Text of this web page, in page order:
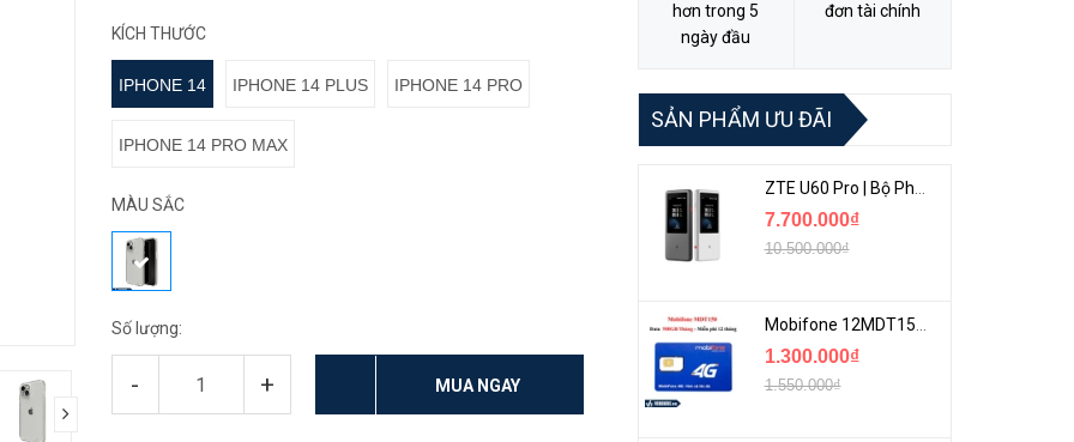
next
KÍCH THƯỚC
IPHONE 14 IPHONE 14 PLUS IPHONE 14 PRO
IPHONE 14 PRO MAX
MÀU SẮC
Số lượng:
- + MUA NGAY
hơn trong 5
ngày đầu
đơn tài chính
SẢN PHẨM ƯU ĐÃI
ZTE U60 Pro | Bộ Phát 5G Cầm Tay Tích Hợp Công Nghệ WiFi 7, Pin 10000mAh
7.700.000₫
10.500.000₫
Mobifone 12MDT150 | Sim Chuyên 4G Mobifone Dung Lượng Cao 500GB/Tháng Gói 1 Năm
1.300.000₫
1.550.000₫